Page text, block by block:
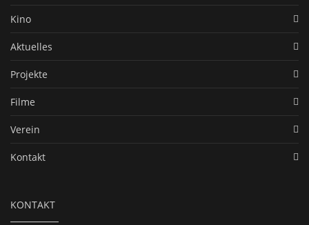
Kino
Aktuelles
Projekte
Filme
Verein
Kontakt
KONTAKT